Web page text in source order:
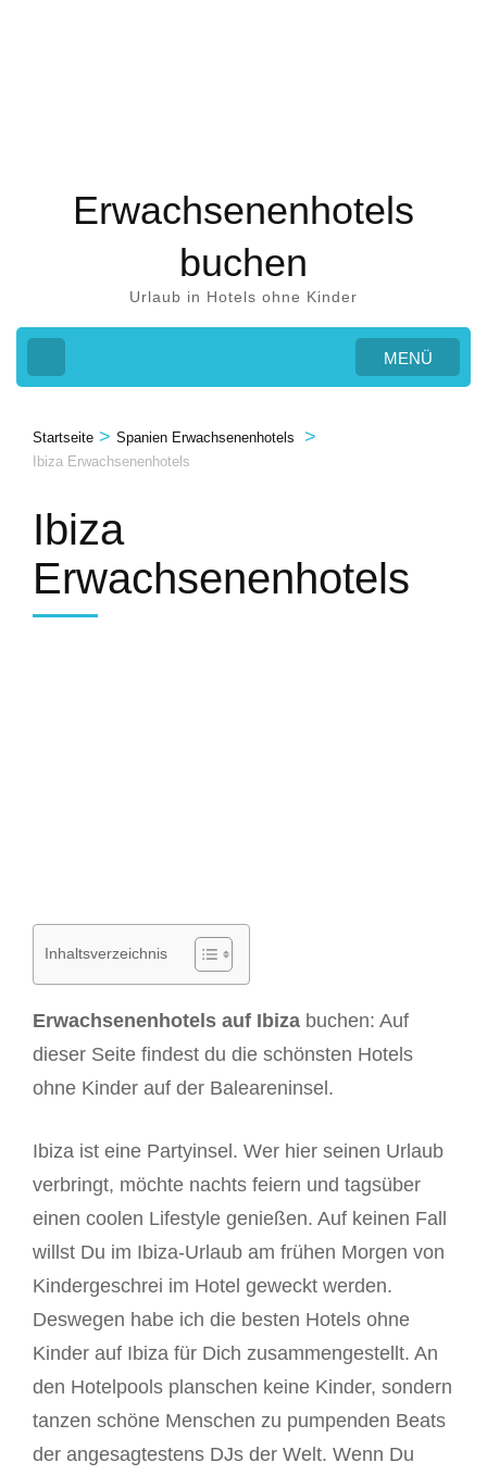
Erwachsenenhotels
buchen
Urlaub in Hotels ohne Kinder
MENÜ
Startseite > Spanien Erwachsenenhotels >
Ibiza Erwachsenenhotels
Ibiza
Erwachsenenhotels
Inhaltsverzeichnis
Erwachsenenhotels auf Ibiza buchen: Auf
dieser Seite findest du die schönsten Hotels
ohne Kinder auf der Baleareninsel.
Ibiza ist eine Partyinsel. Wer hier seinen Urlaub
verbringt, möchte nachts feiern und tagsüber
einen coolen Lifestyle genießen. Auf keinen Fall
willst Du im Ibiza-Urlaub am frühen Morgen von
Kindergeschrei im Hotel geweckt werden.
Deswegen habe ich die besten Hotels ohne
Kinder auf Ibiza für Dich zusammengestellt. An
den Hotelpools planschen keine Kinder, sondern
tanzen schöne Menschen zu pumpenden Beats
der angesagtestens DJs der Welt. Wenn Du